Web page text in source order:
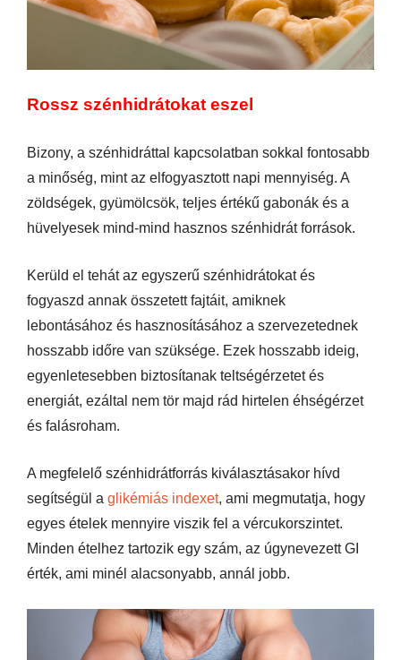
Rossz szénhidrátokat eszel
Bizony, a szénhidráttal kapcsolatban sokkal fontosabb
a minőség, mint az elfogyasztott napi mennyiség. A
zöldségek, gyümölcsök, teljes értékű gabonák és a
hüvelyesek mind-mind hasznos szénhidrát források.
Kerüld el tehát az egyszerű szénhidrátokat és
fogyaszd annak összetett fajtáit, amiknek
lebontásához és hasznosításához a szervezetednek
hosszabb időre van szüksége. Ezek hosszabb ideig,
egyenletesebben biztosítanak teltségérzetet és
energiát, ezáltal nem tör majd rád hirtelen éhségérzet
és falásroham.
A megfelelő szénhidrátforrás kiválasztásakor hívd
segítségül a glikémiás indexet, ami megmutatja, hogy
egyes ételek mennyire viszik fel a vércukorszintet.
Minden ételhez tartozik egy szám, az úgynevezett GI
érték, ami minél alacsonyabb, annál jobb.